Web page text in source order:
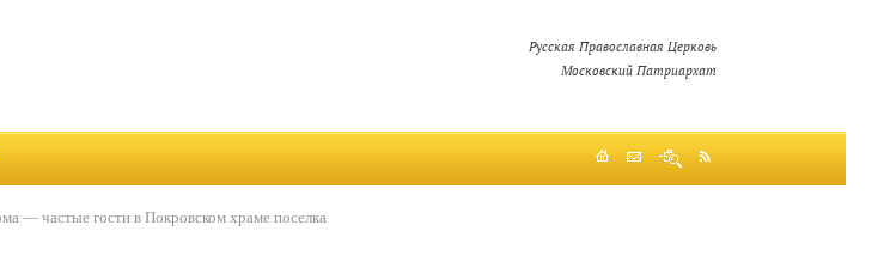
Русская Православная Церковь
Московский Патриархат
— частые гости в Покровском храме поселка